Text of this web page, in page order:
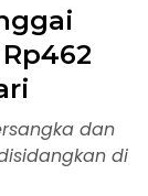
dan
di